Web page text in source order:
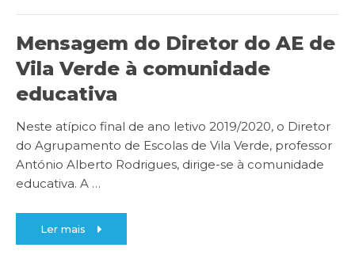
Mensagem do Diretor do AE de
Vila Verde à comunidade
educativa
Neste atípico final de ano letivo 2019/2020, o Diretor
do Agrupamento de Escolas de Vila Verde, professor
António Alberto Rodrigues, dirige-se à comunidade
educativa. A …
Ler mais